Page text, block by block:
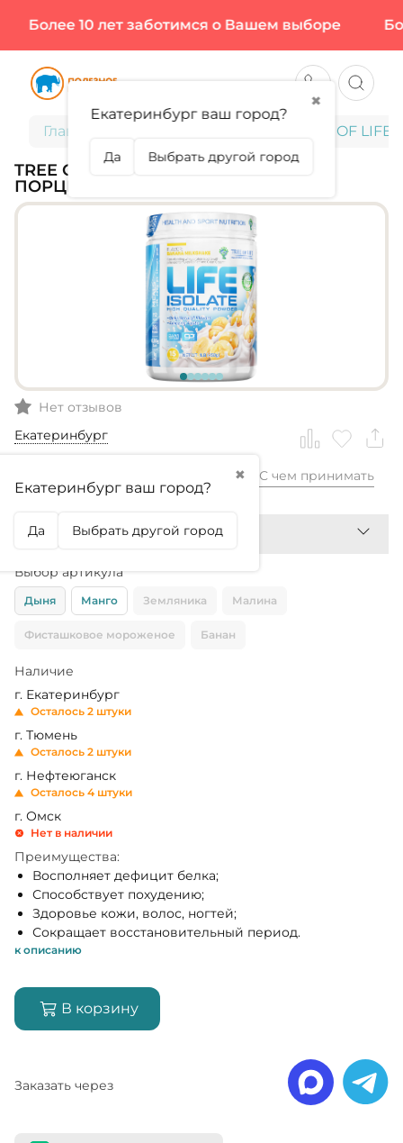
Более 10 лет заботимся о Вашем выборе
Главная TREE OF
TREE OF LIFE, LIFE ISOLATE, 450 Г (15
ПОРЦИЙ)
Нет отзывов
Екатеринбург
✖
Екатеринбург ваш город?
Да Выбрать другой город
2 880,99₽ С чем принимать
Выбор артикула
Дыня Манго Земляника Малина
Фисташковое мороженое Банан
Наличие
г. Екатеринбург
Осталось 2 штуки
г. Тюмень
Осталось 2 штуки
г. Нефтеюганск
Осталось 4 штуки
г. Омск
Нет в наличии
Преимущества:
Восполняет дефицит белка;
Способствует похудению;
Здоровье кожи, волос, ногтей;
Сокращает восстановительный период.
к описанию
В корзину
Заказать через
✖
Екатеринбург ваш город?
Да Выбрать другой город